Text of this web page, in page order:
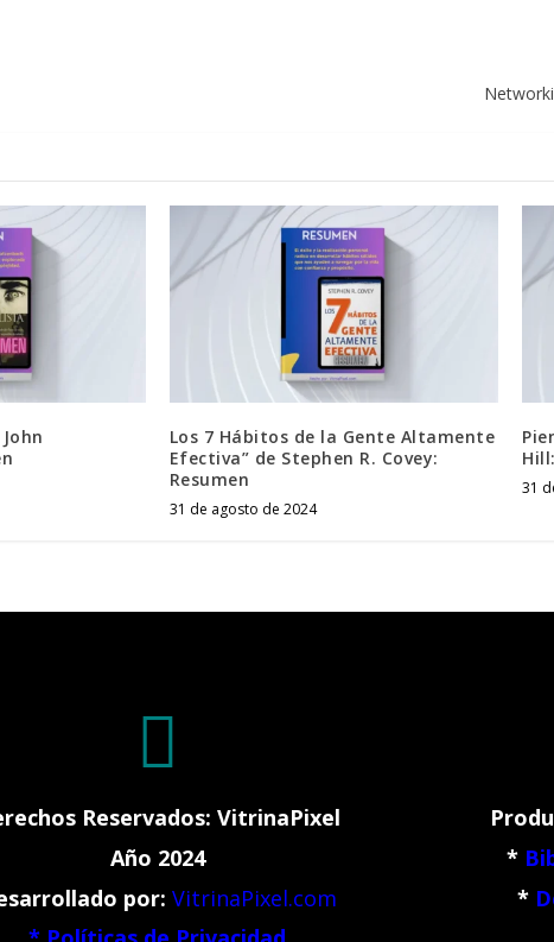
Los 7 Hábitos de la Gente Altamente
Efectiva” de Stephen R. Covey:
Resumen
31 de agosto de 2024
31

Reservados: VitrinaPixel
Año 2024
por: VitrinaPixel.com
*
*